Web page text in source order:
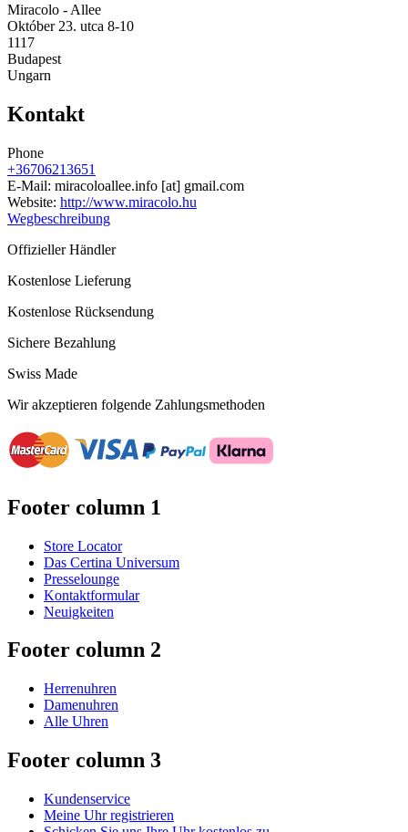
Miracolo - Allee
Október 23. utca 8-10
1117
Budapest
Ungarn
Kontakt
Phone
+36706213651
E-Mail: miracoloallee.info [at] gmail.com
Website: http://www.miracolo.hu
Wegbeschreibung
Offizieller Händler
Kostenlose Lieferung
Kostenlose Rücksendung
Sichere Bezahlung
Swiss Made
Wir akzeptieren folgende Zahlungsmethoden
Footer column 1
Store Locator
Das Certina Universum
Presselounge
Kontaktformular
Neuigkeiten
Footer column 2
Herrenuhren
Damenuhren
Alle Uhren
Footer column 3
Kundenservice
Meine Uhr registrieren